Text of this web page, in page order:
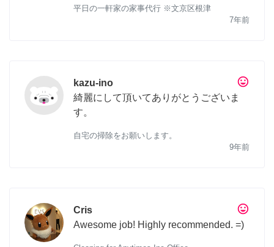
平日の一軒家の家事代行 ※文京区根津
7年前
tag_faces
kazu-ino
綺麗にして頂いてありがとうございま
す。
自宅の掃除をお願いします。
9年前
tag_faces
Cris
Awesome job! Highly recommended. =)